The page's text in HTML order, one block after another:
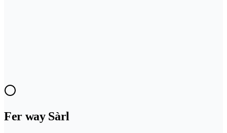
Fer way Sàrl